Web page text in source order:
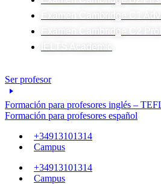
Examen Cambridge C1
Examen Cambridge C2
IELTS Academic
Ser profesor
Formación para profesores inglés –
Formación para profesores español
+34913101314
Campus
+34913101314
Campus